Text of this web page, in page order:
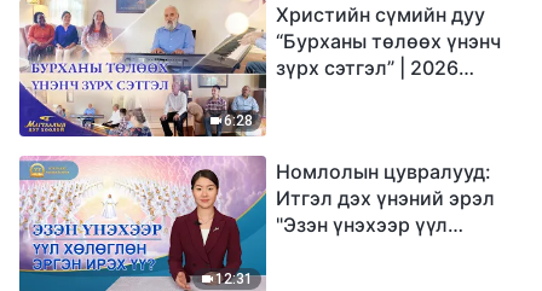
6:28
Христийн сүмийн дуу
“Бурханы төлөөх үнэнч
зүрх сэтгэл” | 2026
12:31
Номлолын цувралууд:
Итгэл дэх үнэний эрэл
"Эзэн үнэхээр үүл